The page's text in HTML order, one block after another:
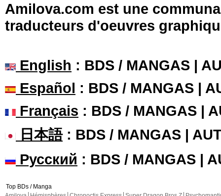
Amilova.com est une
traducteurs d'oeuvres
English : BDS / MANGAS |
Español : BDS / MANGAS |
Français : BDS / MANGAS |
日本語: BDS / MANGAS |
Русский : BDS / MANGAS |
Top BDs / Manga